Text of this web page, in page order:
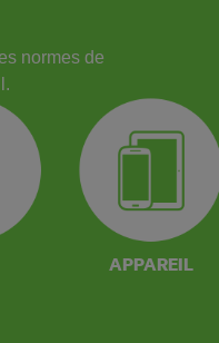
normes de
APPAREIL